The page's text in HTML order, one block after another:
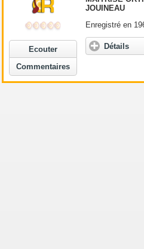
Ecouter
Commentaires
JOUINEAU
Enregistré en
Détails